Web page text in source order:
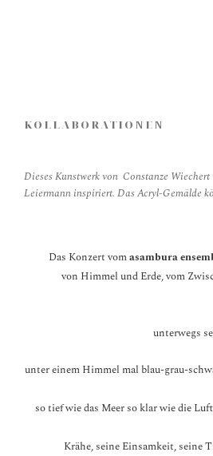
KOLLABORATIONEN
Dieses Kunstwerk von Constanze
Leiermann inspiriert. Das Acryl-Gemälde
Das Konzert vomasambura
von Himmel und Erde, vom
unterwegs
unter einem Himmel mal blau-grau-
so tief wie das Meer so klar wie die
Krähe, seine Einsamkeit, seine